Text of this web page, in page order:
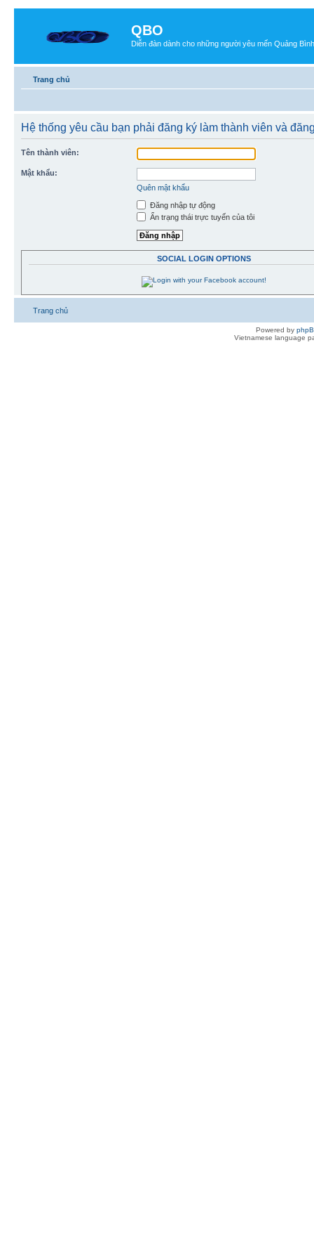
QBO
Diễn đàn dành cho những người yêu mến Quảng Bình
Trang chủ
Hệ thống yêu cầu bạn phải đăng ký làm thành viên và
Tên thành viên:
Mật khẩu:
Quên mật khẩu
Đăng nhập tự động
Ẩn trạng thái trực tuyến của tôi
SOCIAL LOGIN OPTIONS
Trang chủ
Powered by
Vietnamese language